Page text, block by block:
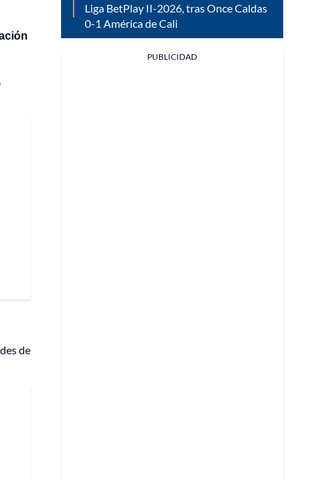
de
Liga BetPlay II-2026, tras Once Caldas
0-1 América de Cali
PUBLICIDAD